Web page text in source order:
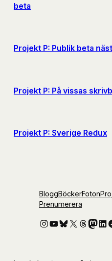
beta
Projekt P: Publik beta
Projekt P: På vissas
Projekt P: Sverige Redux
BloggBöckerFoton
Prenumerera
Instagram
YouTube
Bluesky
X